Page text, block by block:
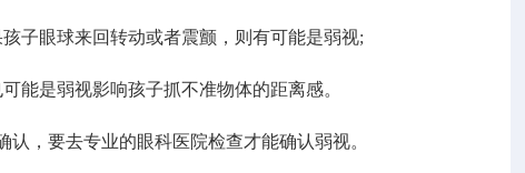
眼球来回转动或者震颤，则有可能是弱视;
是弱视影响孩子抓不准物体的距离感。
，要去专业的眼科医院检查才能确认弱视。